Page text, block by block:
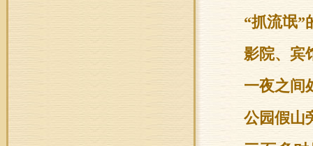
“抓流氓”
影院、
一夜之间
公园假山